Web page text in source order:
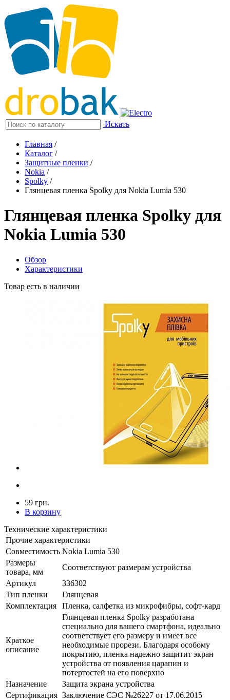
Искать
Главная /
Каталог /
Защитные пленки /
Nokia /
Spolky /
Глянцевая пленка Spolky для Nokia Lumia 530
Глянцевая пленка Spolky для
Nokia Lumia 530
Обзор
Характеристики
Товар есть в наличии
59 грн.
В корзину
Технические характеристики
Прочие характеристики
Совместимость Nokia Lumia 530
Размеры
товара, мм
Соответствуют размерам устройства
Артикул
336302
Тип пленки
Глянцевая
Комплектация
Пленка, салфетка из микрофибры, софт-кард
Краткое
описание
Глянцевая пленка Spolky разработана
специально для вашего смартфона, идеально
соответствует его размеру и имеет все
необходимые прорези. Благодаря особому
покрытию, пленка надежно защитит экран
устройства от появления царапин и
потертостей на его поверхно
Назначение
Защита экрана устройства
Сертификация Заключение СЭС №26227 от 17.06.2015